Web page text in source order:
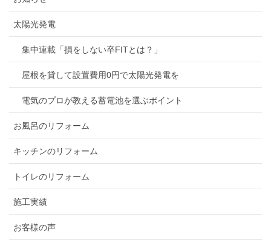
太陽光発電
集中連載「損をしない卒FITとは？」
屋根を貸して設置費用0円で太陽光発電を
電気のプロが教える蓄電池を選ぶポイント
お風呂のリフォーム
キッチンのリフォーム
トイレのリフォーム
施工実績
お客様の声